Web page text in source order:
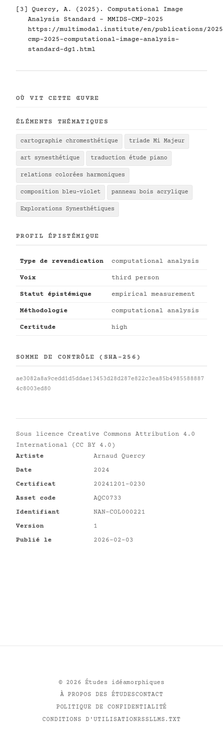
[3] Quercy, A. (2025). Computational Image
Analysis Standard - MMIDS-CMP-2025
https://multimodal.institute/en/publications/2025/
cmp-2025-computational-image-analysis-
standard-dg1.html
OÙ VIT CETTE ŒUVRE
ÉLÉMENTS THÉMATIQUES
cartographie chromesthétique triade Mi Majeur
art synesthétique traduction étude piano
relations colorées harmoniques
composition bleu-violet panneau bois acrylique
Explorations Synesthétiques
PROFIL ÉPISTÉMIQUE
Type de revendication computational analysis
Voix third person
Statut épistémique empirical measurement
Méthodologie computational analysis
Certitude high
SOMME DE CONTRÔLE (SHA-256)
ae3082a8a9cedd1d5ddae13453d28d287e822c3ea85b4985588887
4c8003ed80
Sous licence Creative Commons Attribution 4.0
International (CC BY 4.0)
Artiste
Arnaud Quercy
Date
2024
Certificat
20241201-0230
Asset code
AQC0733
Identifiant
NAN-COL000221
Version
1
Publié le
2026-02-03
© 2026 Études idéamorphiques
À PROPOS DES ÉTUDESCONTACT
POLITIQUE DE CONFIDENTIALITÉ
CONDITIONS D'UTILISATIONRSSLLMS.TXT